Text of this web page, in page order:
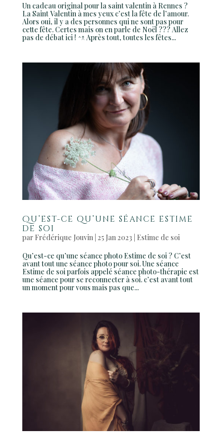
Un cadeau original pour la saint valentin à Rennes ?
La Saint Valentin à mes yeux c’est la fête de l’amour.
Alors oui, il y a des personnes qui ne sont pas pour
cette fête. Certes mais on en parle de Noël ??? Allez
pas de débat ici ! ^-^ Après tout, toutes les fêtes...
Qu’est-ce qu’une séance estime
de soi
par Frédérique Jouvin| 25 Jan 2023 Estime de soi
Qu’est-ce qu’une séance photo Estime de soi ? C’est
avant tout une séance photo pour soi. Une séance
Estime de soi parfois appelé séance photo-thérapie est
une séance pour se reconnecter à soi. c’est avant tout
un moment pour vous mais pas que...